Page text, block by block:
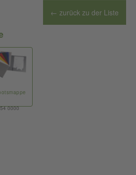
← zurück zu der Liste
0000